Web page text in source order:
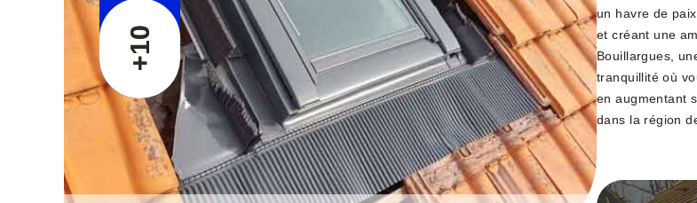
+10
un havre de
et créant une
Bouillargues,
tranquillité où
en augmentant
dans la région